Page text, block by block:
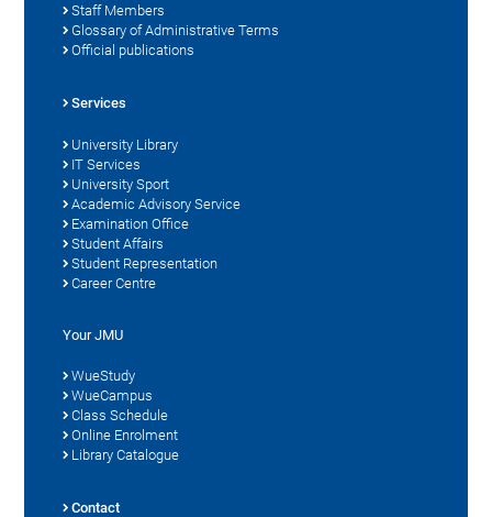
Staff Members
Glossary of Administrative Terms
Official publications
Services
University Library
IT Services
University Sport
Academic Advisory Service
Examination Office
Student Affairs
Student Representation
Career Centre
Your JMU
WueStudy
WueCampus
Class Schedule
Online Enrolment
Library Catalogue
Contact